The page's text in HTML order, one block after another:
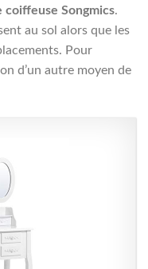
coiffeuse Songmics.
au sol alors que les
Pour
d’un autre moyen de